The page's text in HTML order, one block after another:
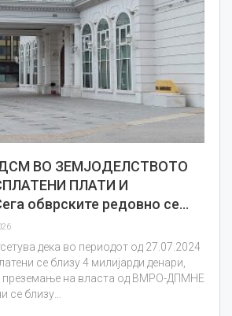
ВО ЗЕМЈОДЕЛСТВОТО
ПЛАТИ И
обврските редовно се…
дека во периодот од 27.07.2024
се близу 4 милијарди денари,
преземање на власта од ВМРО-ДПМНЕ
се близу…